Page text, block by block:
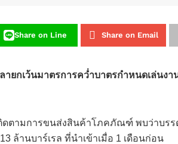
Share on Line Share on Email
ยกเว้นมาตรการคว่ำบาตรกำหนดเล่นงา
ดตามการขนส่งสินค้าโภคภัณฑ์ พบว่าบรร
ล้านบาร์เรล ที่นำเข้าเมื่อ 1 เดือนก่อน